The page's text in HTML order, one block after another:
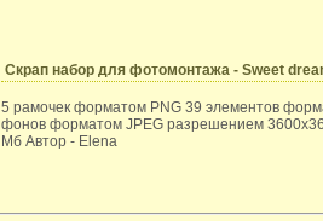
Скрап набор для фотомонтажа - Sweet
5 рамочек форматом PNG 39 элементов
фонов форматом JPEG разрешением
Мб Автор - Elena